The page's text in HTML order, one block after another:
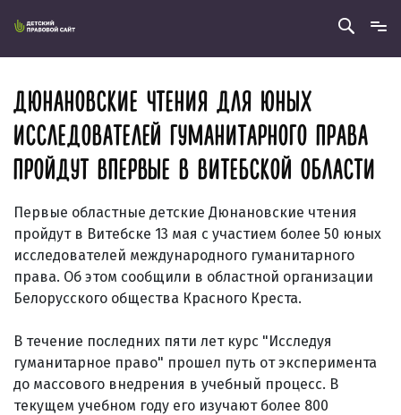
ДЮНАНОВСКИЕ ЧТЕНИЯ ДЛЯ ЮНЫХ
ИССЛЕДОВАТЕЛЕЙ ГУМАНИТАРНОГО ПРАВА
ПРОЙДУТ ВПЕРВЫЕ В ВИТЕБСКОЙ ОБЛАСТИ
Первые областные детские Дюнановские чтения
пройдут в Витебске 13 мая с участием более 50 юных
исследователей международного гуманитарного
права. Об этом сообщили в областной организации
Белорусского общества Красного Креста.
В течение последних пяти лет курс "Исследуя
гуманитарное право" прошел путь от эксперимента
до массового внедрения в учебный процесс. В
текущем учебном году его изучают более 800